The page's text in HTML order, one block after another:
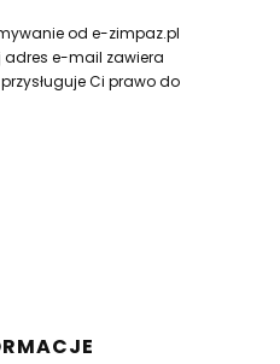
od e-zimpaz.pl
adres e-mail zawiera
Ci prawo do